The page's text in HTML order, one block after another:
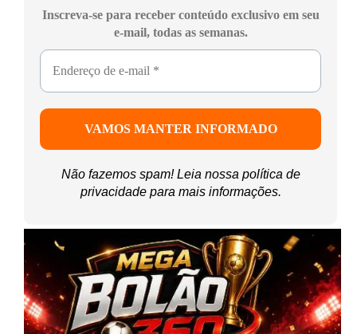
Inscreva-se para receber conteúdo exclusivo em seu
e-mail, todas as semanas.
Não fazemos spam! Leia nossa política de
privacidadepara mais informações.